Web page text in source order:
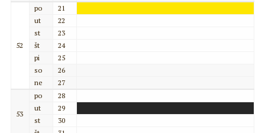
52
po
21
ut
22
st
23
št
24
pi
25
so
26
ne
27
53
po
28
ut
29
st
30